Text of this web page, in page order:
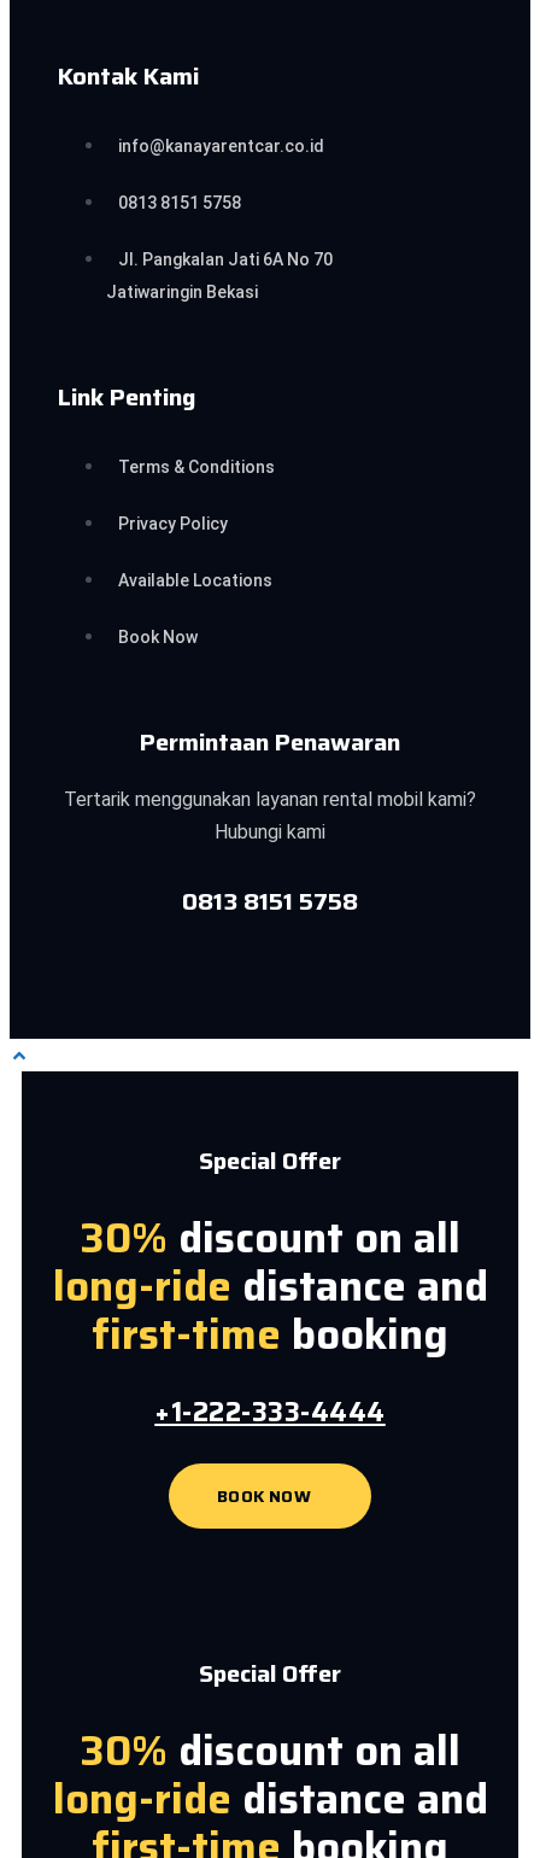
Kontak Kami
info@kanayarentcar.co.id
0813 8151 5758
Jl. Pangkalan Jati 6A No 70
Jatiwaringin Bekasi
Link Penting
Terms & Conditions
Privacy Policy
Available Locations
Book Now
Permintaan Penawaran
Tertarik menggunakan layanan rental mobil kami?
Hubungi kami
0813 8151 5758
Special Offer
30% discount on all
long-ride distance and
first-time booking
+1-222-333-4444
BOOK NOW
Special Offer
30% discount on all
long-ride distance and